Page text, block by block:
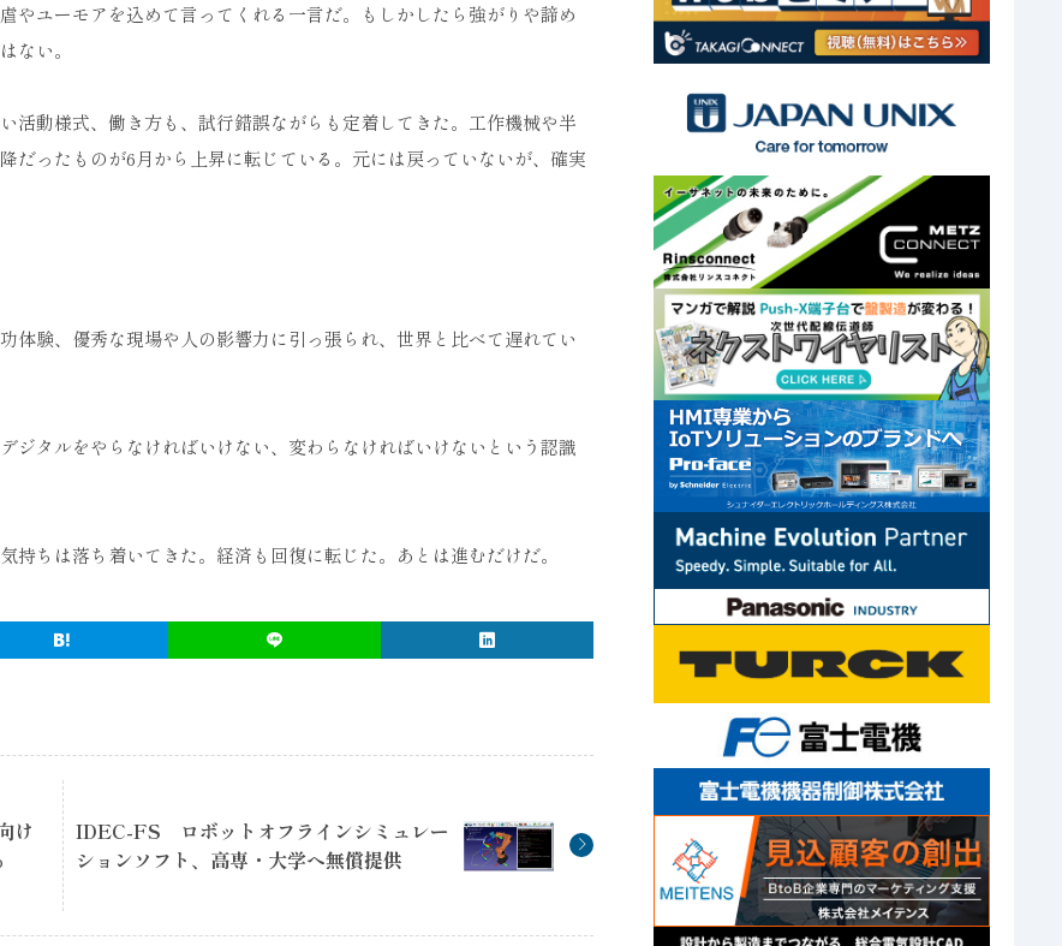
やユーモアを込めて言ってくれる一言だ。もしかしたら強がりや諦め
ない。
活動様式、働き方も、試行錯誤ながらも定着してきた。工作機械や半
だったものが6月から上昇に転じている。元には戻っていないが、確実
体験、優秀な現場や人の影響力に引っ張られ、世界と比べて遅れてい
ジタルをやらなければいけない、変わらなければいけないという認識
ちは落ち着いてきた。経済も回復に転じた。あとは進むだけだ。
け
IDEC-FS ロボットオフラインシミュレー
ションソフト、高専・大学へ無償提供